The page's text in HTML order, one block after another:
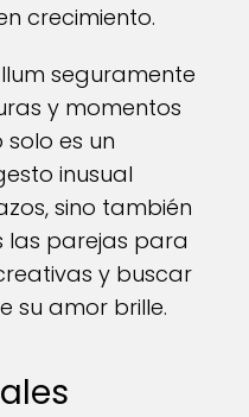
crecimiento.
seguramente
y momentos
solo es un
inusual
sino también
las parejas para
y buscar
su amor brille.